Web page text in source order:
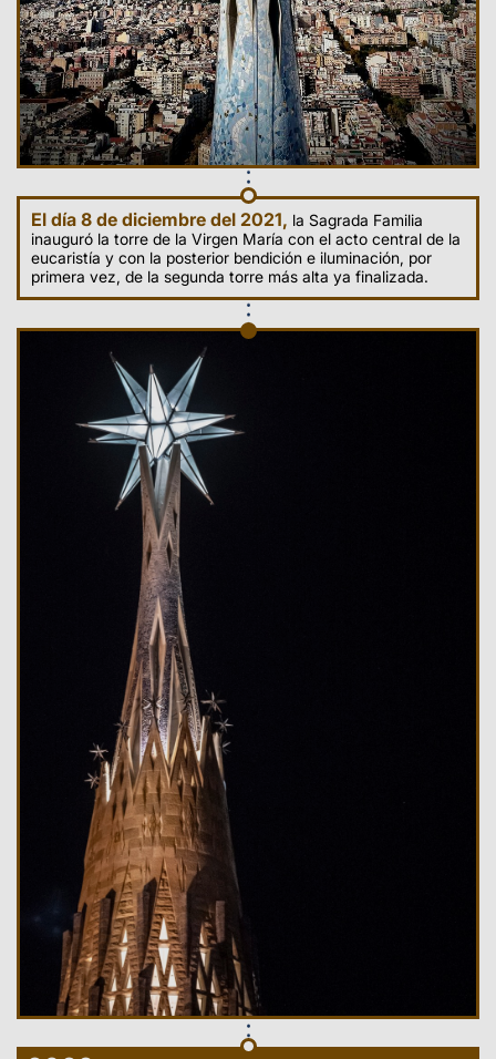
El día 8 de diciembre del 2021, la Sagrada Familia
inauguró la torre de la Virgen María con el acto central de la
eucaristía y con la posterior bendición e iluminación, por
primera vez, de la segunda torre más alta ya finalizada.